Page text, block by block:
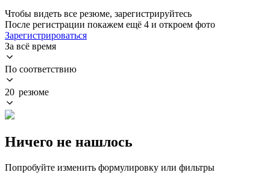
Чтобы видеть все резюме, зарегистрируйтесь
После регистрации покажем ещё 4 и откроем фото
Зарегистрироваться
За всё время
По соответствию
20 резюме
Ничего не нашлось
Попробуйте изменить формулировку или фильтры